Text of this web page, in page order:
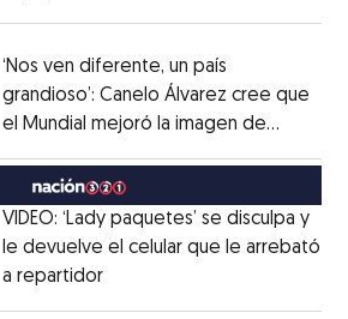
‘Nos ven diferente, un país
grandioso’: Canelo Álvarez cree que
el Mundial mejoró la imagen de
MéxicoOpens in new window
VIDEO: ‘Lady paquetes’ se disculpa y
le devuelve el celular que le arrebató
a repartidorOpens in new window